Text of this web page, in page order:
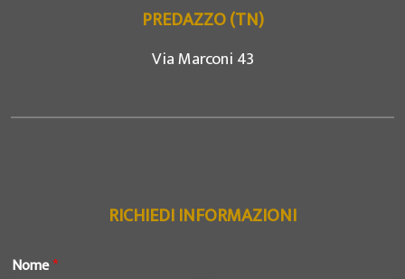
PREDAZZO (TN)
Via Marconi 43
RICHIEDI INFORMAZIONI
Nome*